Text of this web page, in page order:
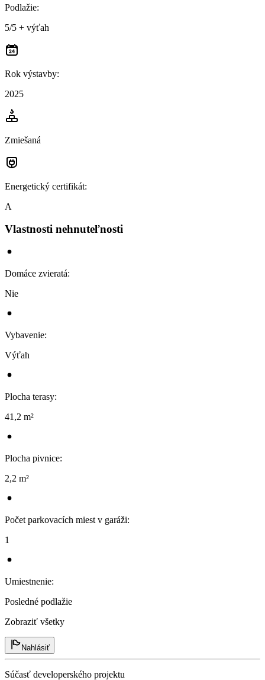
Podlažie:
5/5 + výťah
Rok výstavby:
2025
Zmiešaná
Energetický certifikát:
A
Vlastnosti nehnuteľnosti
Domáce zvieratá:
Nie
Vybavenie:
Výťah
Plocha terasy:
41,2 m²
Plocha pivnice:
2,2 m²
Počet parkovacích miest v garáži:
1
Umiestnenie:
Posledné podlažie
Zobraziť všetky
Nahlásiť
Súčasť developerského projektu